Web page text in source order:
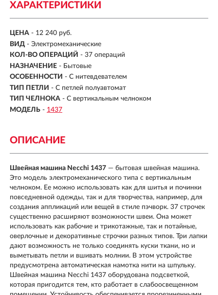
ХАРАКТЕРИСТИКИ
ЦЕНА - 12 240 руб.
ВИД - Электромеханические
КОЛ-ВО ОПЕРАЦИЙ - 37 операций
НАЗНАЧЕНИЕ - Бытовые
ОСОБЕННОСТИ - С нитевдевателем
ТИП ПЕТЛИ - С петлей полуавтомат
ТИП ЧЕЛНОКА - С вертикальным челноком
МОДЕЛЬ - 1437
ОПИСАНИЕ
Швейная машина Necchi 1437 — бытовая швейная машина.
Это модель электромеханического типа с вертикальным
челноком. Ее можно использовать как для шитья и починки
повседневной одежды, так и для творчества, например, для
создания аппликаций или вещей в стиле пэчворк. 37 строчек
существенно расширяют возможности швеи. Она может
использовать как рабочие и трикотажные, так и потайные,
оверлочные и декоративные строчки разных типов. Три лапки
дают возможность не только соединять куски ткани, но и
выметывать петли и вшивать молнии. В этом устройстве
предусмотрена автоматическая намотка нити на шпульку.
Швейная машина Necchi 1437 оборудована подсветкой,
которая пригодится тем, кто работает в слабоосвещенном